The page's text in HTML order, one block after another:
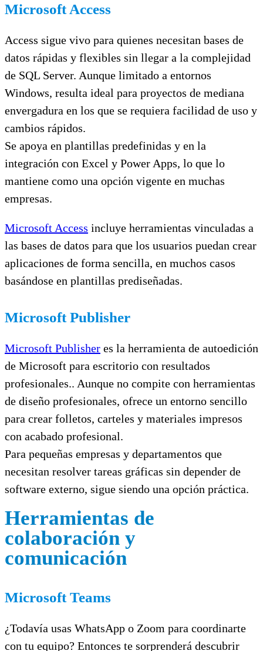
Microsoft Access
Access sigue vivo para quienes necesitan bases de
datos rápidas y flexibles sin llegar a la complejidad
de SQL Server. Aunque limitado a entornos
Windows, resulta ideal para proyectos de mediana
envergadura en los que se requiera facilidad de uso y
cambios rápidos.
Se apoya en plantillas predefinidas y en la
integración con Excel y Power Apps, lo que lo
mantiene como una opción vigente en muchas
empresas.
Microsoft Access incluye herramientas vinculadas a
las bases de datos para que los usuarios puedan crear
aplicaciones de forma sencilla, en muchos casos
basándose en plantillas prediseñadas.
Microsoft Publisher
Microsoft Publisher es la herramienta de autoedición
de Microsoft para escritorio con resultados
profesionales.. Aunque no compite con herramientas
de diseño profesionales, ofrece un entorno sencillo
para crear folletos, carteles y materiales impresos
con acabado profesional.
Para pequeñas empresas y departamentos que
necesitan resolver tareas gráficas sin depender de
software externo, sigue siendo una opción práctica.
Herramientas de
colaboración y
comunicación
Microsoft Teams
¿Todavía usas WhatsApp o Zoom para coordinarte
con tu equipo? Entonces te sorprenderá descubrir